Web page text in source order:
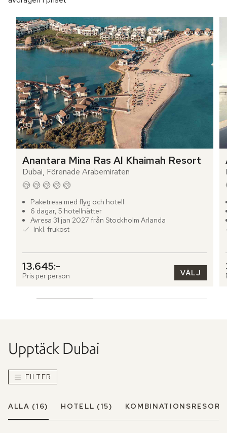
Anantara Mina Ras Al Khaimah Resort
Dubai, Förenade Arabemiraten
Paketresa med flyg och hotell
6 dagar, 5 hotellnätter
Avresa 31 jan 2027 från Stockholm Arlanda
Inkl. frukost
13.645:-
Pris per person VÄLJ
Upptäck Dubai
FILTER
ALLA (16) HOTELL (15) KOMBINATIONSRESOR